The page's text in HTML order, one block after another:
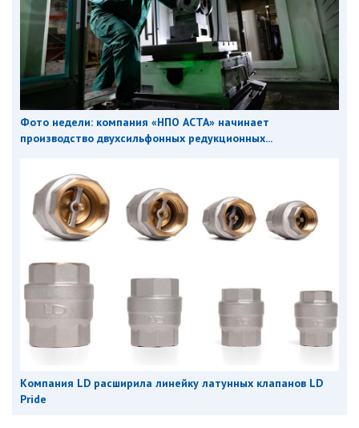
Фото недели: компания «НПО АСТА» начинает
производство двухсильфонных редукционных...
Компания LD расширила линейку латунных клапанов LD
Pride